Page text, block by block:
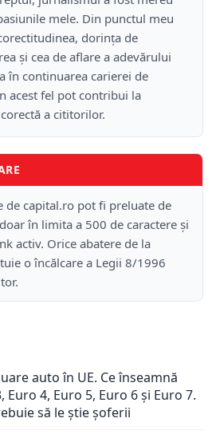
mele. Din punctul meu
dorința de
și cea de aflare a adevărului
în continuarea carierei de
acest fel pot contribui la
a cititorilor.
capital.ro pot fi preluate de
în limita a 500 de caractere și
activ. Orice abatere de la
o încălcare a Legii 8/1996
auto în UE. Ce înseamnă
Euro 4, Euro 5, Euro 6 și Euro 7.
să le știe șoferii